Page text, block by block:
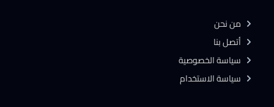
من نحن
أتصل بنا
سياسة الخصوصية
سياسة الاستخدام